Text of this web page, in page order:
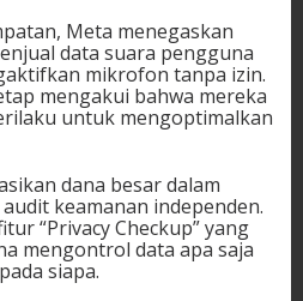
Meta menegaskan
data suara pengguna
mikrofon tanpa izin.
mengakui bahwa mereka
untuk mengoptimalkan
dana besar dalam
keamanan independen.
“Privacy Checkup” yang
mengontrol data apa saja
siapa.